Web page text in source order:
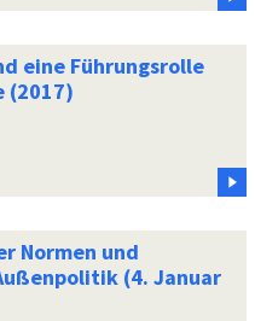
eine Führungsrolle
(2017)
Normen und
(4. Januar